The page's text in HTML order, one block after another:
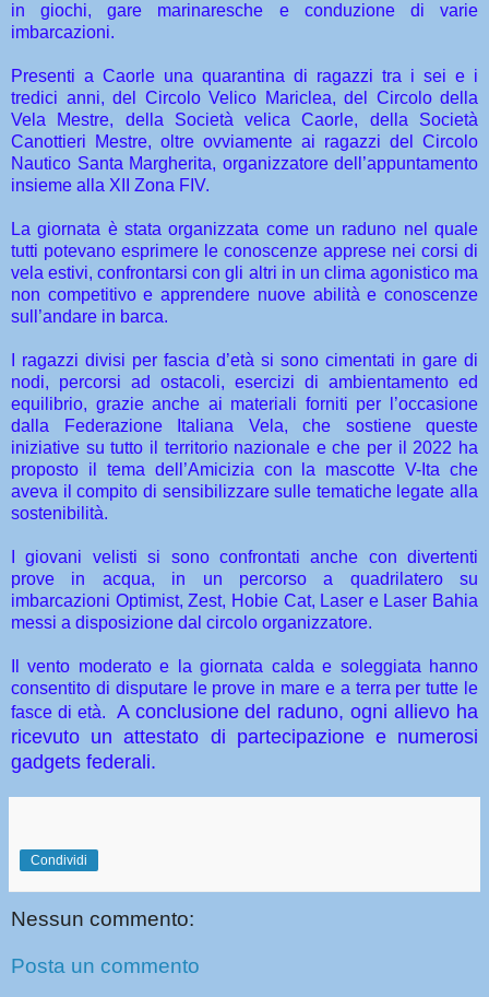
in giochi, gare marinaresche e conduzione di varie
imbarcazioni.
Presenti a Caorle una quarantina di ragazzi tra i sei e i
tredici anni, del Circolo Velico Mariclea, del Circolo della
Vela Mestre, della Società velica Caorle, della Società
Canottieri Mestre, oltre ovviamente ai ragazzi del Circolo
Nautico Santa Margherita, organizzatore dell’appuntamento
insieme alla XII Zona FIV.
La giornata è stata organizzata come un raduno nel quale
tutti potevano esprimere le conoscenze apprese nei corsi di
vela estivi, confrontarsi con gli altri in un clima agonistico ma
non competitivo e apprendere nuove abilità e conoscenze
sull’andare in barca.
I ragazzi divisi per fascia d’età si sono cimentati in gare di
nodi, percorsi ad ostacoli, esercizi di ambientamento ed
equilibrio, grazie anche ai materiali forniti per l’occasione
dalla Federazione Italiana Vela, che sostiene queste
iniziative su tutto il territorio nazionale e che per il 2022 ha
proposto il tema dell’Amicizia con la mascotte V-Ita che
aveva il compito di sensibilizzare sulle tematiche legate alla
sostenibilità.
I giovani velisti si sono confrontati anche con divertenti
prove in acqua, in un percorso a quadrilatero su
imbarcazioni Optimist, Zest, Hobie Cat, Laser e Laser Bahia
messi a disposizione dal circolo organizzatore.
Il vento moderato e la giornata calda e soleggiata hanno
consentito di disputare le prove in mare e a terra per tutte le
fasce di età. A conclusione del raduno, ogni allievo ha
ricevuto un attestato di partecipazione e numerosi
gadgets federali.
Condividi
Nessun commento:
Posta un commento